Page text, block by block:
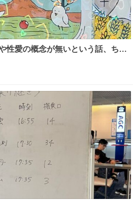
性愛の概念が無いという話、ちい
女帝・女教皇あたりは性別を意識
るんだよね。かなり徹底している